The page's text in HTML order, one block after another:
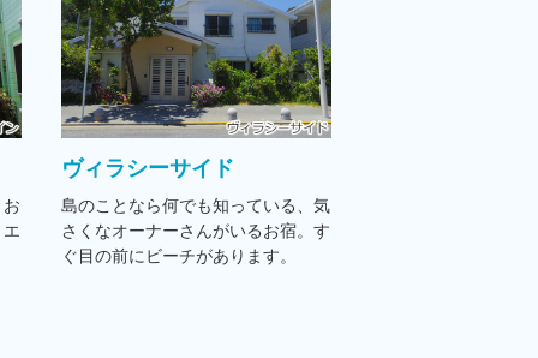
ヴィラシーサイド
島のことなら何でも知っている、気
さくなオーナーさんがいるお宿。す
ぐ目の前にビーチがあります。